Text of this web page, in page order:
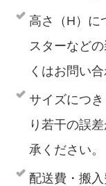
高さ（H）に
スターなど
くはお問い
サイズにつ
り若干の誤
承ください。
配送費・搬